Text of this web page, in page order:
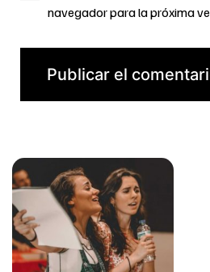
navegador para la próxima